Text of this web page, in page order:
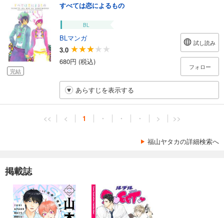
完結
すべては恋によるもの
BL
BLマンガ
3.0
680円 (税込)
試し読み
フォロー
あらすじを表示する
<< < 1 ・ ・ ・ > >>
福山ヤタカの詳細検索へ
掲載誌